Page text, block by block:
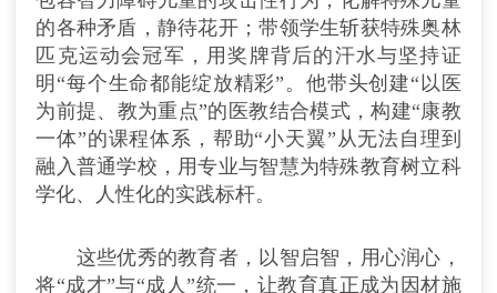
的各种矛盾，静待花开；带领学生斩获特殊奥林
匹克运动会冠军，用奖牌背后的汗水与坚持证
明“每个生命都能绽放精彩”。他带头创建“以医
为前提、教为重点”的医教结合模式，构建“康教
一体”的课程体系，帮助“小天翼”从无法自理到
融入普通学校，用专业与智慧为特殊教育树立科
学化、人性化的实践标杆。
这些优秀的教育者，以智启智，用心润心，
将“成才”与“成人”统一，让教育真正成为因材施